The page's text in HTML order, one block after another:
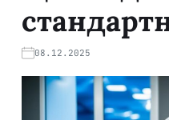
08.12.2025